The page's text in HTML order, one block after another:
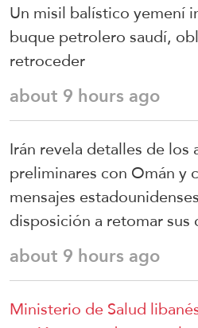
Un misil balístico yemení
buque petrolero saudí,
retroceder
about 9 hours ago
Irán revela detalles de los
preliminares con Omán y
mensajes
disposición a retomar
about 9 hours ago
Ministerio de Salud